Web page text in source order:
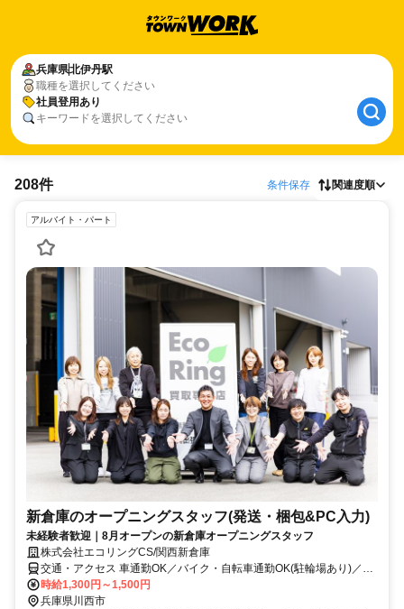
兵庫県北伊丹駅
職種を選択してください
社員登用あり
キーワードを選択してください
208件 条件保存 関連度順
アルバイト・パート
新倉庫のオープニングスタッフ(発送・梱包&PC入力)
未経験者歓迎｜8月オープンの新倉庫オープニングスタッフ
株式会社エコリングCS/関西新倉庫
交通・アクセス 車通勤OK／バイク・自転車通勤OK(駐輪場あり)／転
勤なし／受動喫煙対策あり(新倉庫内に喫煙所あり)※2026年8月に、
尼崎の倉庫から新倉庫(川西市・ロジスタ北伊丹)へ移転します。今回
時給1,300円～1,500円
兵庫県川西市